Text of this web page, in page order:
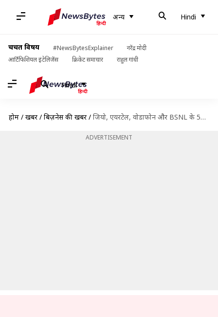
अन्य Hindi
चर्चित विषय #NewsBytesExplainer
नरेंद्र मोदी
आर्टिफिशियल इंटेलिजेंस
क्रिकेट समाचार राहुल गांधी
Hindi
होम / खबरें / बिज़नेस की खबरें / जियो, एयरटेल, वोडाफोन और BSNL के 500 रुपये के अंदर मिलने वाले बेहतरीन पोस्टपेड प्लांस
ADVERTISEMENT